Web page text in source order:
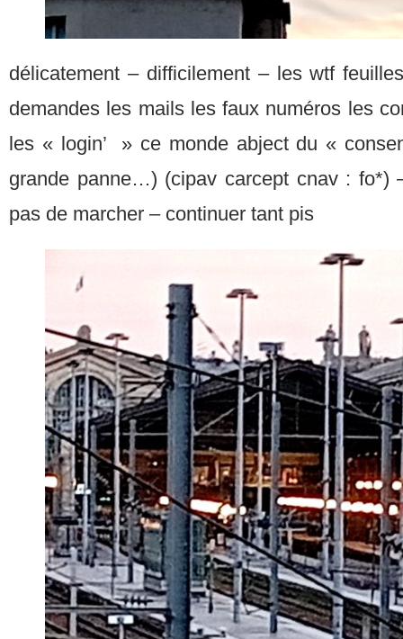
délicatement – difficilement – les wtf
demandes les mails les faux numéros les
les « login’ » ce monde abject du «
grande panne…) (cipav carcept cnav : fo*)
pas de marcher – continuer tant pis